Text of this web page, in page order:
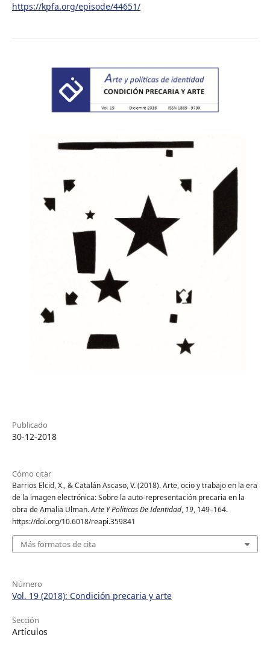
https://kpfa.org/episode/44651/
Publicado
30-12-2018
Cómo citar
Barrios Elcid, X., & Catalán Ascaso, V. (2018). Arte, ocio y trabajo en la era
de la imagen electrónica: Sobre la auto-representación precaria en la
obra de Amalia Ulman.Arte Y Políticas De Identidad, 19, 149–164.
https://doi.org/10.6018/reapi.359841
Más formatos de cita
Número
Vol. 19 (2018): Condición precaria y arte
Sección
Artículos